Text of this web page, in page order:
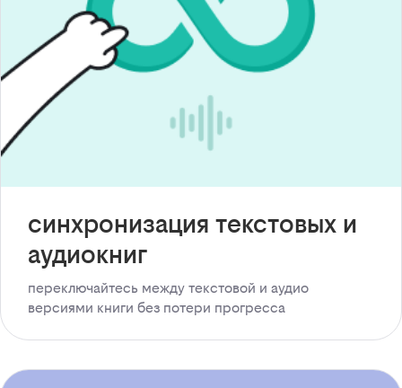
синхронизация текстовых и
аудиокниг
переключайтесь между текстовой и аудио
версиями книги без потери прогресса